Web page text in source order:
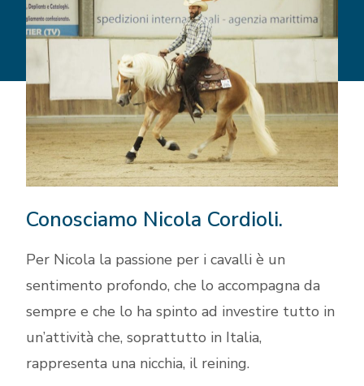
Conosciamo Nicola Cordioli.
Per Nicola la passione per i cavalli è un
sentimento profondo, che lo accompagna da
sempre e che lo ha spinto ad investire tutto in
un’attività che, soprattutto in Italia,
rappresenta una nicchia, il reining.